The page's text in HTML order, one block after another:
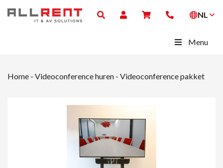
NL
Menu
Home - Videoconference huren - Videoconference pakket